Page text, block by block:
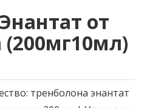
от
(200мг10мл)
тренболона энантат